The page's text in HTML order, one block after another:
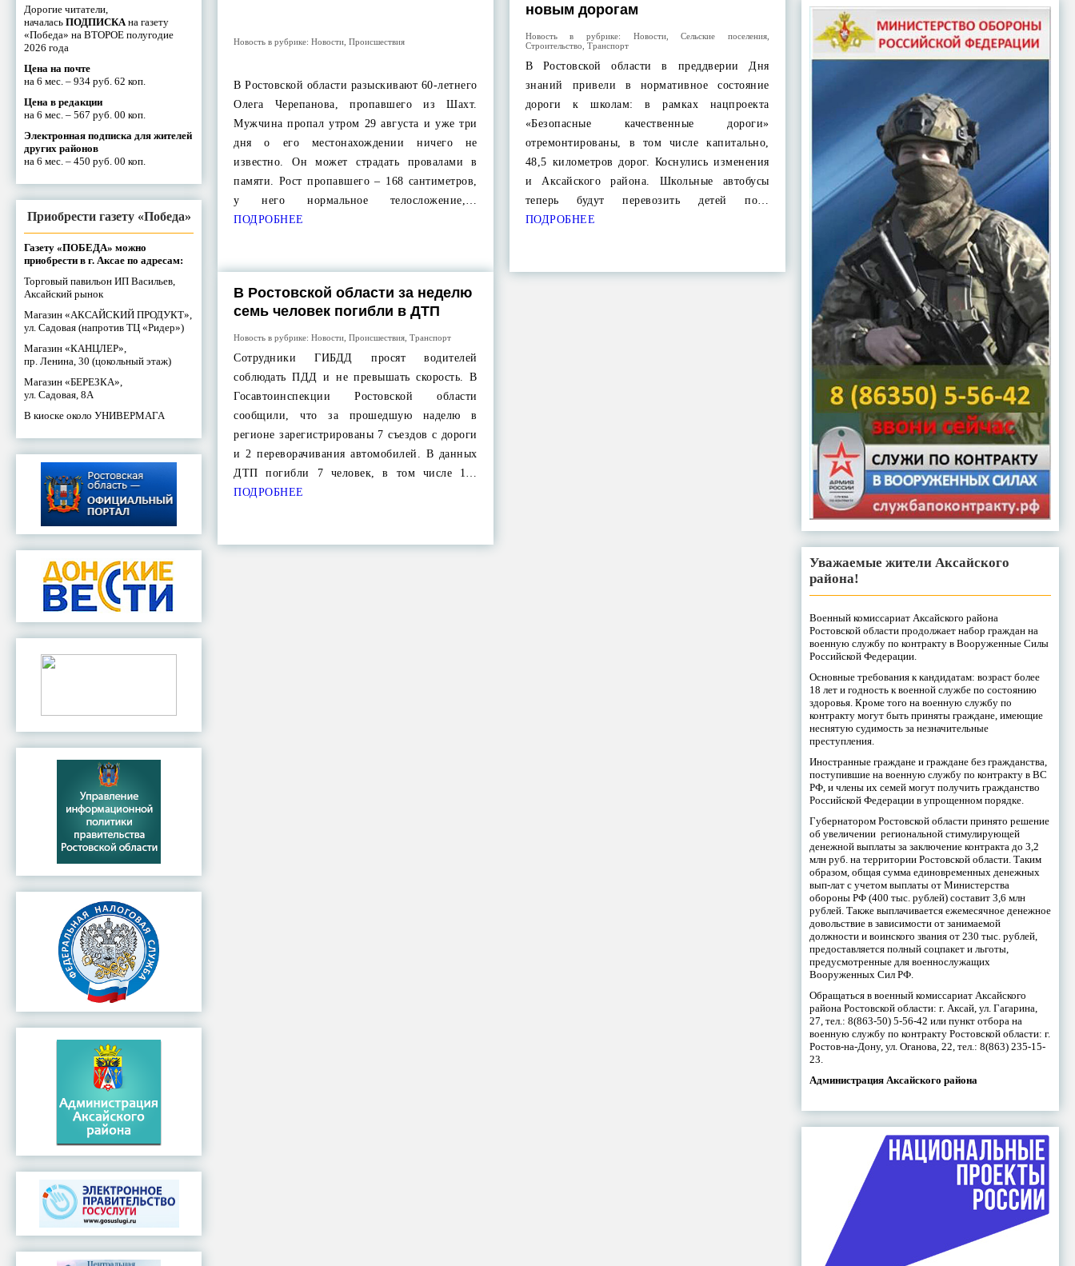
Дорогие читатели,
началась ПОДПИСКА на газету
«Победа» на ВТОРОЕ полугодие
2026 года
Цена на почте
на 6 мес. – 934 руб. 62 коп.
Цена в редакции
на 6 мес. – 567 руб. 00 коп.
Электронная подписка для жителей
других районов
на 6 мес. – 450 руб. 00 коп.
Приобрести газету «Победа»
Газету «ПОБЕДА» можно
приобрести в г. Аксае по адресам:
Торговый павильон ИП Васильев,
Аксайский рынок
Магазин «АКСАЙСКИЙ ПРОДУКТ»,
ул. Садовая (напротив ТЦ «Ридер»)
Магазин «КАНЦЛЕР»,
пр. Ленина, 30 (цокольный этаж)
Магазин «БЕРЕЗКА»,
ул. Садовая, 8А
В киоске около УНИВЕРМАГА
Новость в рубрике:Новости ,Происшествия
В Ростовской области разыскивают 60-летнего
Олега Черепанова, пропавшего из Шахт.
Мужчина пропал утром 29 августа и уже три
дня о его местонахождении ничего не
известно. Он может страдать провалами в
памяти. Рост пропавшего – 168 сантиметров,
у него нормальное телосложение,…
ПОДРОБНЕЕ
новым дорогам
Новость в рубрике: Новости,Сельские поселения,
Строительство Транспорт
В Ростовской области в преддверии Дня
знаний привели в нормативное состояние
дороги к школам: в рамках нацпроекта
«Безопасные качественные дороги»
отремонтированы, в том числе капитально,
48,5 километров дорог. Коснулись изменения
и Аксайского района. Школьные автобусы
теперь будут перевозить детей по…
ПОДРОБНЕЕ
В Ростовской области за неделю
семь человек погибли в ДТП
Новость в рубрике:Новости ,Происшествия ,Транспорт
Сотрудники ГИБДД просят водителей
соблюдать ПДД и не превышать скорость. В
Госавтоинспекции Ростовской области
сообщили, что за прошедшую наделю в
регионе зарегистрированы 7 съездов с дороги
и 2 переворачивания автомобилей. В данных
ДТП погибли 7 человек, в том числе 1…
ПОДРОБНЕЕ
Уважаемые жители Аксайского
района!
Военный комиссариат Аксайского района
Ростовской области продолжает набор граждан на
военную службу по контракту в Вооруженные Силы
Российской Федерации.
Основные требования к кандидатам: возраст более
18 лет и годность к военной службе по состоянию
здоровья. Кроме того на военную службу по
контракту могут быть приняты граждане, имеющие
неснятую судимость за незначительные
преступления.
Иностранные граждане и граждане без гражданства,
поступившие на военную службу по контракту в ВС
РФ, и члены их семей могут получить гражданство
Российской Федерации в упрощенном порядке.
Губернатором Ростовской области принято решение
об увеличении региональной стимулирующей
денежной выплаты за заключение контракта до 3,2
млн руб. на территории Ростовской области. Таким
образом, общая сумма единовременных денежных
вып-лат с учетом выплаты от Министерства
обороны РФ (400 тыс. рублей) составит 3,6 млн
рублей. Также выплачивается ежемесячное денежное
довольствие в зависимости от занимаемой
должности и воинского звания от 230 тыс. рублей,
предоставляется полный соцпакет и льготы,
предусмотренные для военнослужащих
Вооруженных Сил РФ.
Обращаться в военный комиссариат Аксайского
района Ростовской области: г. Аксай, ул. Гагарина,
27, тел.: 8(863-50) 5-56-42 или пункт отбора на
военную службу по контракту Ростовской области: г.
Ростов-на-Дону, ул. Оганова, 22, тел.: 8(863) 235-15-
23.
Администрация Аксайского района